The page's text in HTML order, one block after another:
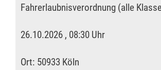
Fahrerlaubnisverordnung (alle
26.10.2026 , 08:30 Uhr
Ort: 50933 Köln